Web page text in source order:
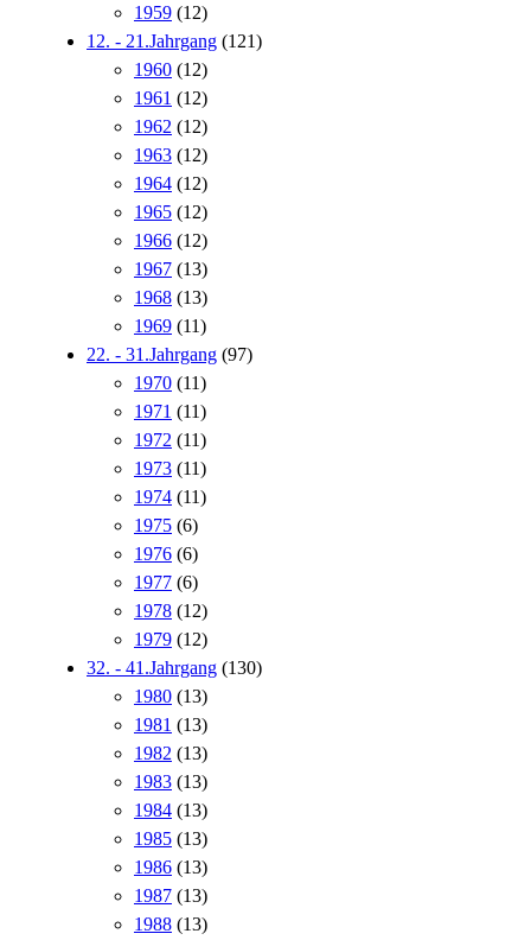
1959 (12)
12. - 21.Jahrgang (121)
1960 (12)
1961 (12)
1962 (12)
1963 (12)
1964 (12)
1965 (12)
1966 (12)
1967 (13)
1968 (13)
1969 (11)
22. - 31.Jahrgang (97)
1970 (11)
1971 (11)
1972 (11)
1973 (11)
1974 (11)
1975 (6)
1976 (6)
1977 (6)
1978 (12)
1979 (12)
32. - 41.Jahrgang (130)
1980 (13)
1981 (13)
1982 (13)
1983 (13)
1984 (13)
1985 (13)
1986 (13)
1987 (13)
1988 (13)